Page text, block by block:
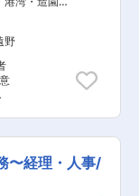
道）
野
〜経理・人事/